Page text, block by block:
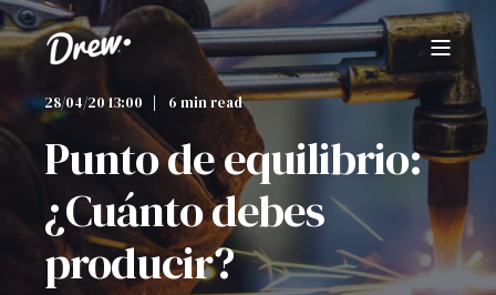
28/04/20 13:00 6 min read
Punto de equilibrio:
¿Cuánto debes
producir?